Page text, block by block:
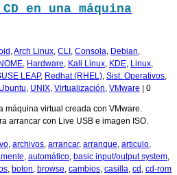
en una máquina
,Arch Linux, CLI , Consola, Debian,
, Hardware, Kali Linux, KDE, Linux,
LEAP, Redhat (RHEL), Sist. Operativos,
Ubuntu, UNIX, Virtualización, VMware 0
máquina virtual creada con VMware.
arrancar con Live USB e imagen ISO.
, archivos, arrancar, arranque, articulo,
, automático, basic input/output system,
, boton, browse, cambios, casilla, cd , cd-rom